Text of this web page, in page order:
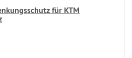
für KTM